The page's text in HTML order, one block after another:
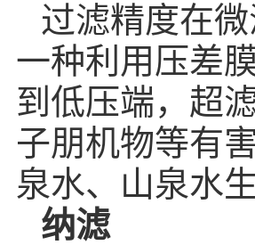
过滤精度在
一种利用压差
到低压端，超
子朋机物等有
泉水、山泉水
纳滤